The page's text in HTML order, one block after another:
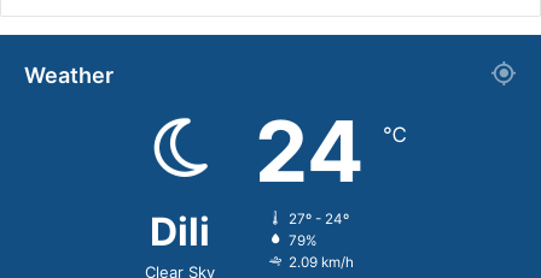
Weather
Dili
Clear Sky
24 ℃
27º - 24º
79%
2.09 km/h